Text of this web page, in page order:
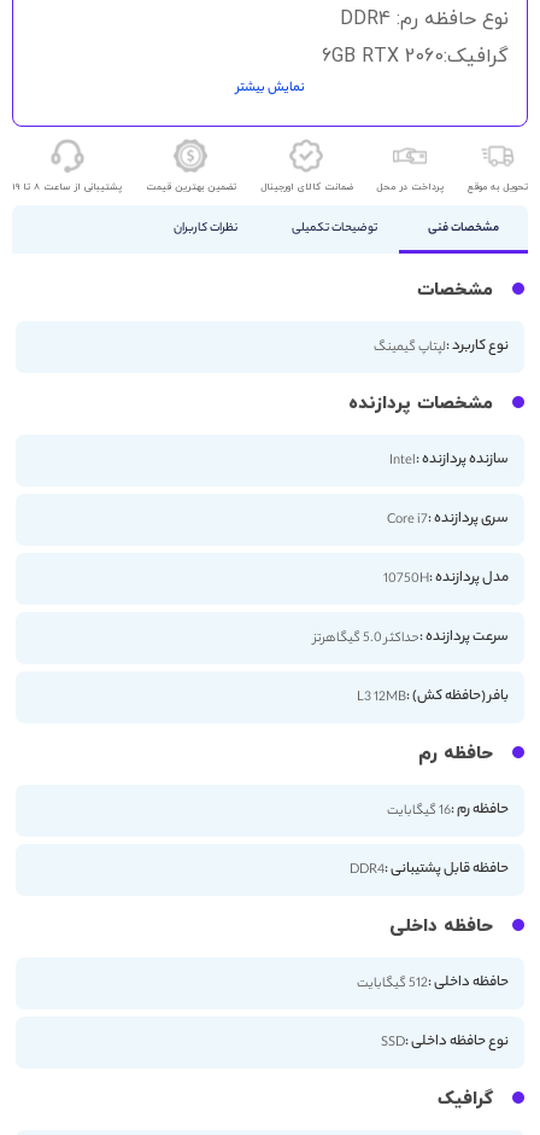
نوع حافظه رم: DDR4
گرافیک:6GB RTX 2060
اندازه صفحه نمایش: 15.6 اینچ
کیفیت صفحه نمایش: FHD
نمایش بیشتر
تحویل به موقع پرداخت در محل ضمانت کالای اورجینال تضمین بهترین قیمت پشتیبانی از ساعت 8 تا 19
مشخصات فنی توضیحات تکمیلی نظرات کاربران
مشخصات
نوع کاربرد :لپتاپ گیمینگ
مشخصات پردازنده
سازنده پردازنده :Intel
سری پردازنده :Core i7
مدل پردازنده :10750H
سرعت پردازنده :حداکثر 5.0 گیگاهرتز
بافر (حافظه کش) :L3 12MB
حافظه رم
حافظه رم :16 گیگابایت
حافظه قابل پشتیبانی :DDR4
حافظه داخلی
حافظه داخلی :512 گیگابایت
نوع حافظه داخلی :SSD
گرافیک